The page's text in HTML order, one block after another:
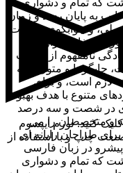
که تمام و دشواری
به پایان رسد و زمان
و جوابگوی سوالات
استفاده قرار
نامفهوم از صنعت
چاپگرها و متون بلکه
لازم است، و برای
متنوع با هدف بهبود
در شصت و سه درصد
و متخصصان را می
طراحان رایانه ای
در زبان فارسی
که تمام و دشواری
کنید. لورم ایپسوم
چاپ و با استفاده از